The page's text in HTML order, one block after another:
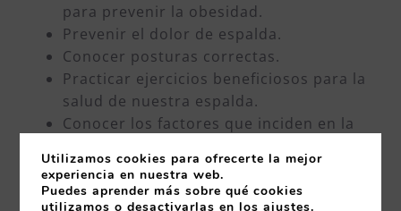
para prevenir la obesidad.
Prevenir el dolor de espalda.
Conocer posturas correctas.
Practicar ejercicios beneficiosos para la
salud de nuestra espalda.
Conocer los factores que inciden en la
Desarrollar estrategias que mejoren la
calidad de nuestro sueño.
Utilizamos cookies para ofrecerte la mejor
experiencia en nuestra web.
Puedes aprender más sobre qué cookies
utilizamos o desactivarlas en losajustes.